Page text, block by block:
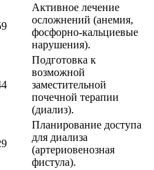
Активное лечение
осложнений (анемия,
фосфорно-кальциевые
нарушения).
Подготовка к
возможной
заместительной
почечной терапии
(диализ).
Планирование доступа
для диализа
(артериовенозная
фистула).